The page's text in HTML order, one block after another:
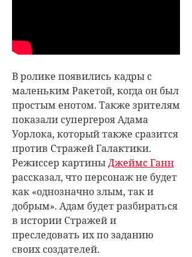
В ролике появились кадры с
маленьким Ракетой, когда он был
простым енотом. Также зрителям
показали супергероя Адама
Уорлока, который также сразится
против Стражей Галактики.
Режиссер картиныДжеймс Ганн
рассказал, что персонаж не будет
как «однозначно злым, так и
добрым». Адам будет разбираться
в истории Стражей и
преследовать их по заданию
своих создателей.